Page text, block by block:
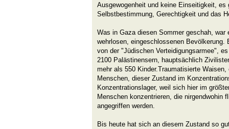
Ausgewogenheit und keine Einseitigkeit,
Selbstbestimmung, Gerechtigkeit und das
Was in Gaza diesen Sommer geschah, war
wehrlosen, eingeschlossenen Bevölkerung.
von der "Jüdischen Verteidigungsarmee",
2100 Palästinensern, hauptsächlich
mehr als 550 Kinder.Traumatisierte Waisen,
Menschen, dieser Zustand im
Konzentrationslager, weil sich hier im
Menschen konzentrieren, die nirgendwohin
angegriffen werden.
Bis heute hat sich an diesem Zustand so